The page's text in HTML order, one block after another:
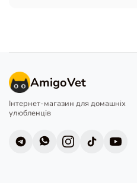
AmigoVet
Інтернет-магазин для домашніх
улюбленців